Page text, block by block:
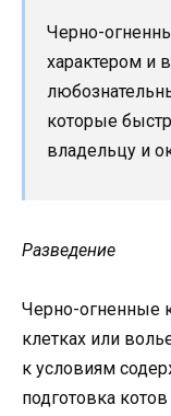
Черно-
характером и
которые
владельцу и
Разведение
Черно-огненные
клетках или
к условиям
подготовка